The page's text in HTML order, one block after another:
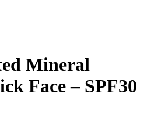
Mineral
Face – SPF30